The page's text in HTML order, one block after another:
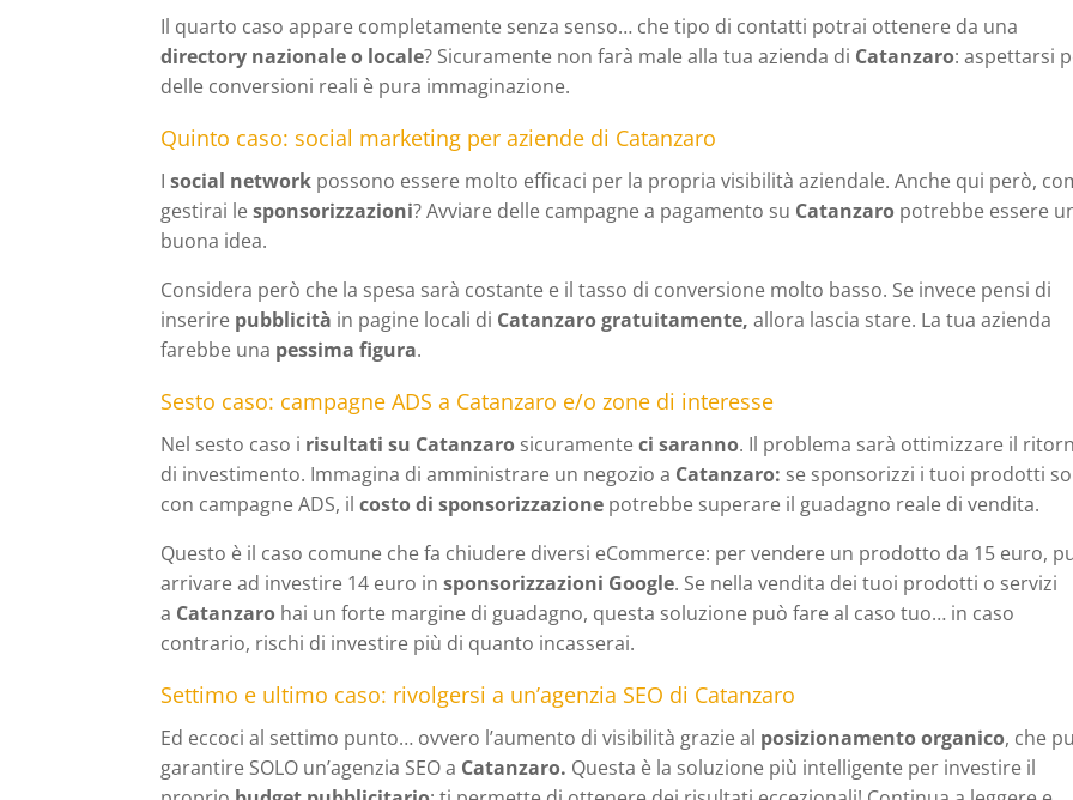
Il quarto caso appare completamente senza senso… che tipo di contatti potrai ottenere da una
directory nazionale o locale? Sicuramente non farà male alla tua azienda di Catanzaro: aspettarsi
delle conversioni reali è pura immaginazione.
Quinto caso: social marketing per aziende di Catanzaro
Isocial network possono essere molto efficaci per la propria visibilità aziendale. Anche qui però,
gestirai lesponsorizzazioni? Avviare delle campagne a pagamento su Catanzaro potrebbe essere
buona idea.
Considera però che la spesa sarà costante e il tasso di conversione molto basso. Se invece pensi di
inserire pubblicità in pagine locali di Catanzaro gratuitamente,allora lascia stare. La tua azienda
farebbe una pessima figura.
Sesto caso: campagne ADS a Catanzaro e/o zone di interesse
Nel sesto caso i risultati su Catanzaro sicuramenteci saranno. Il problema sarà ottimizzare il
di investimento. Immagina di amministrare un negozio a Catanzaro: se sponsorizzi i tuoi prodotti
con campagne ADS, ilcosto di sponsorizzazione potrebbe superare il guadagno reale di vendita.
Questo è il caso comune che fa chiudere diversi eCommerce: per vendere un prodotto da 15 euro,
arrivare ad investire 14 euro insponsorizzazioni Google. Se nella vendita dei tuoi prodotti o servizi
a Catanzaro hai un forte margine di guadagno, questa soluzione può fare al caso tuo… in caso
contrario, rischi di investire più di quanto incasserai.
Settimo e ultimo caso: rivolgersi a un’agenzia SEO di Catanzaro
Ed eccoci al settimo punto… ovvero l’aumento di visibilità grazie al posizionamento organico, che
garantire SOLO un’agenzia SEO a Catanzaro. Questa è la soluzione più intelligente per investire il